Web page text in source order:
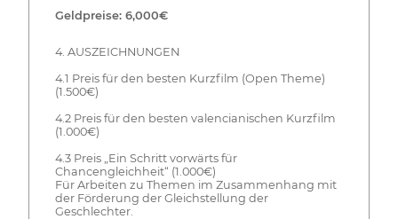
Geldpreise: 6,000€
4. AUSZEICHNUNGEN
4.1 Preis für den besten Kurzfilm (Open Theme)
(1.500€)
4.2 Preis für den besten valencianischen Kurzfilm
(1.000€)
4.3 Preis „Ein Schritt vorwärts für
Chancengleichheit“ (1.000€)
Für Arbeiten zu Themen im Zusammenhang mit
der Förderung der Gleichstellung der
Geschlechter.